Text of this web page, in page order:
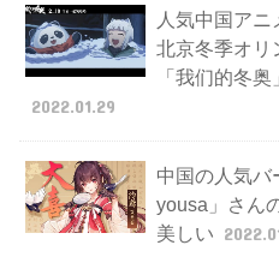
人気中国ア
北京冬季オリ
「我们的冬
2022.01.29
中国の人気バ
yousa」さん
美しい